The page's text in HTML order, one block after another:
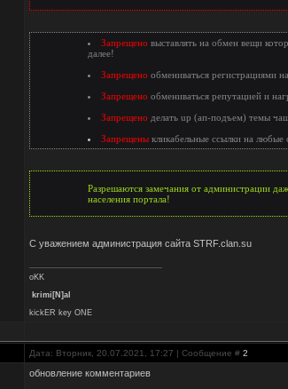
Запрещено выставлять на обмен вещи
далее!
Запрещено обмениваться регистрациями
Запрещено обмениваться репутацией и
Запрещено делать up (ап-подъем) темы
Запрещеныкликабельные ссылки на любые
Разрешаются замечания от администрации
населения портала!
С уважением администрация сайта STRF.clan.su
oKK
krimi[N]al
kickER key ONE
Дата: Вторник, 20.07.2021, 17:27 | Сообщение # 2
обновление комментариев